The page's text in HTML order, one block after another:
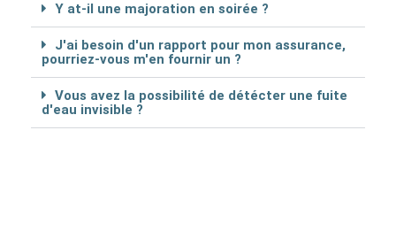
Y at-il une majoration en soirée ?
J'ai besoin d'un rapport pour mon assurance,
pourriez-vous m'en fournir un ?
Vous avez la possibilité de détécter une fuite
d'eau invisible ?